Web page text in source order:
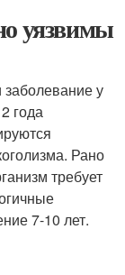
уязвимы
заболевание у
года
Рано
требует
7-10 лет.